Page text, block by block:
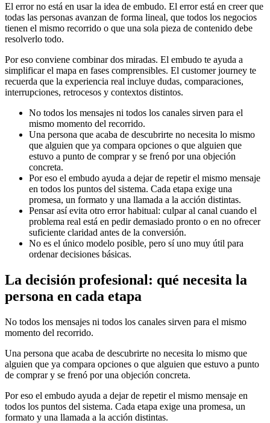
El error no está en usar la idea de embudo. El error está en creer que
todas las personas avanzan de forma lineal, que todos los negocios
tienen el mismo recorrido o que una sola pieza de contenido debe
resolverlo todo.
Por eso conviene combinar dos miradas. El embudo te ayuda a
simplificar el mapa en fases comprensibles. El customer journey te
recuerda que la experiencia real incluye dudas, comparaciones,
interrupciones, retrocesos y contextos distintos.
No todos los mensajes ni todos los canales sirven para el
mismo momento del recorrido.
Una persona que acaba de descubrirte no necesita lo mismo
que alguien que ya compara opciones o que alguien que
estuvo a punto de comprar y se frenó por una objeción
concreta.
Por eso el embudo ayuda a dejar de repetir el mismo mensaje
en todos los puntos del sistema. Cada etapa exige una
promesa, un formato y una llamada a la acción distintas.
Pensar así evita otro error habitual: culpar al canal cuando el
problema real está en pedir demasiado pronto o en no ofrecer
suficiente claridad antes de la conversión.
No es el único modelo posible, pero sí uno muy útil para
ordenar decisiones básicas.
La decisión profesional: qué necesita la
persona en cada etapa
No todos los mensajes ni todos los canales sirven para el mismo
momento del recorrido.
Una persona que acaba de descubrirte no necesita lo mismo que
alguien que ya compara opciones o que alguien que estuvo a punto
de comprar y se frenó por una objeción concreta.
Por eso el embudo ayuda a dejar de repetir el mismo mensaje en
todos los puntos del sistema. Cada etapa exige una promesa, un
formato y una llamada a la acción distintas.